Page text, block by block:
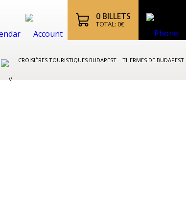
0 BILLETS
TOTAL: 0€
CROISIÈRES TOURISTIQUES BUDAPEST THERMES DE BUDAPEST